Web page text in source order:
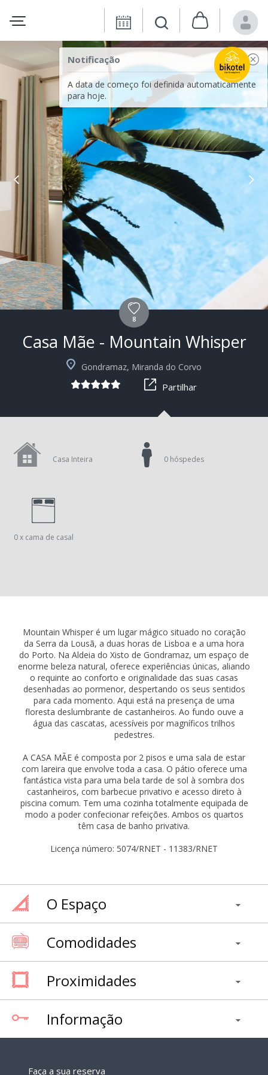
Notificação
A data de começo foi definida automaticamente
para hoje.
8
Casa Mãe - Mountain Whisper
Gondramaz, Miranda do Corvo
Partilhar
Casa Inteira
0 x cama de casal
0 hóspedes
Mountain Whisper é um lugar mágico situado no coração
da Serra da Lousã, a duas horas de Lisboa e a uma hora
do Porto. Na Aldeia do Xisto de Gondramaz, um espaço de
enorme beleza natural, oferece experiências únicas, aliando
o requinte ao conforto e originalidade das suas casas
desenhadas ao pormenor, despertando os seus sentidos
para cada momento. Aqui está na presença de uma
floresta deslumbrante de castanheiros. Ao fundo ouve a
água das cascatas, acessíveis por magníficos trilhos
pedestres.
A CASA MÃE é composta por 2 pisos e uma sala de estar
com lareira que envolve toda a casa. O pátio oferece uma
fantástica vista para uma bela tarde de sol à sombra dos
castanheiros, com barbecue privativo e acesso direto à
piscina comum. Tem uma cozinha totalmente equipada de
modo a poder confecionar refeições. Ambos os quartos
têm casa de banho privativa.
Licença número: 5074/RNET - 11383/RNET
O Espaço
Comodidades
Proximidades
Informação
Faça a sua reserva